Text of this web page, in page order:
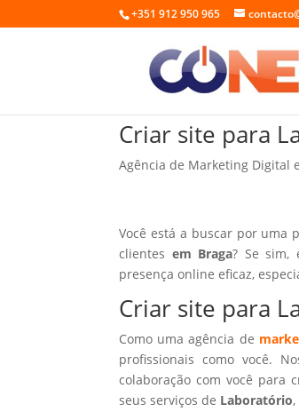
+351 912 950 965
Criar site para
Agência de Marketing Digital
Você está a buscar por uma
clientes em Braga? Se sim,
presença online eficaz,
Criar site para
Como uma agência de
profissionais como você.
colaboração com você para
seus serviços de Laboratório